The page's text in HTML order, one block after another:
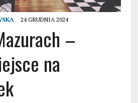
24 GRUDNIA 2024
–
na